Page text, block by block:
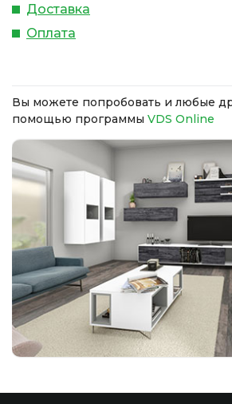
Доставка
Оплата
Вы можете попробовать и любые
помощью программы VDS Online